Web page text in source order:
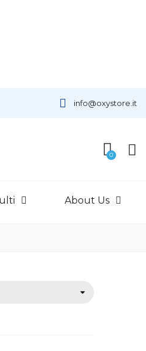
info@oxystore.it
About Us